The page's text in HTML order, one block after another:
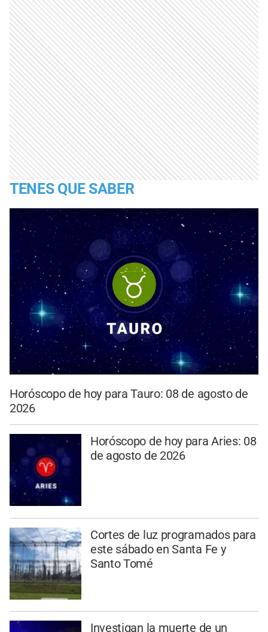
TENES QUE SABER
Horóscopo de hoy para Tauro: 08 de agosto de
2026
Horóscopo de hoy para Aries: 08
de agosto de 2026
Cortes de luz programados para
este sábado en Santa Fe y
Santo Tomé
Investigan la muerte de un